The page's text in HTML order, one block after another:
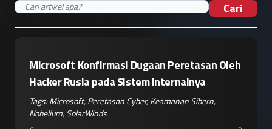
Cari
Microsoft Konfirmasi Dugaan Peretasan Oleh
Hacker Rusia pada Sistem Internalnya
Tags:Microsoft,Peretasan Cyber,Keamanan Sibern,
Nobelium,SolarWinds